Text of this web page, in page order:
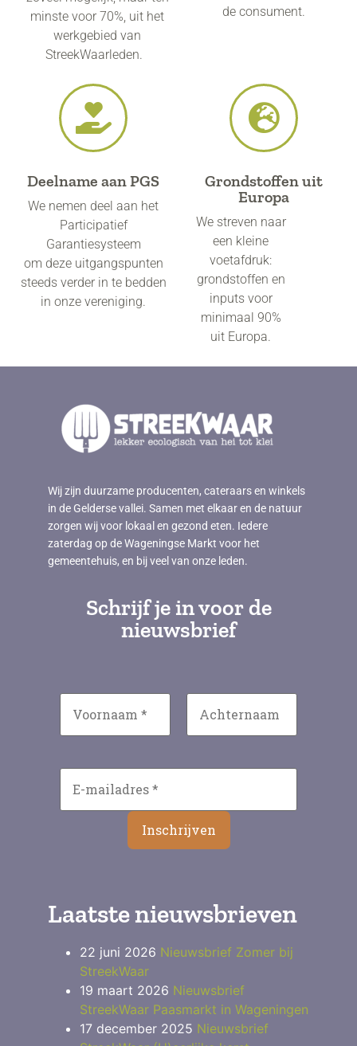
minste voor 70%, uit het
werkgebied van
StreekWaarleden.
de consument.
Deelname aan PGS
We nemen deel aan het
Participatief
Garantiesysteem
om deze uitgangspunten
steeds verder in te bedden
in onze vereniging.
Grondstoffen uit
Europa
We streven naar
een kleine
voetafdruk:
grondstoffen en
inputs voor
minimaal 90%
uit Europa.
Wij zijn duurzame producenten, cateraars en winkels
in de Gelderse vallei. Samen met elkaar en de natuur
zorgen wij voor lokaal en gezond eten. Iedere
zaterdag op de Wageningse Markt voor het
gemeentehuis, en bij veel van onze leden.
Schrijf je in voor de
nieuwsbrief
Laatste nieuwsbrieven
22 juni 2026 Nieuwsbrief Zomer bij
StreekWaar
19 maart 2026 Nieuwsbrief
StreekWaar Paasmarkt in Wageningen
17 december 2025 Nieuwsbrief